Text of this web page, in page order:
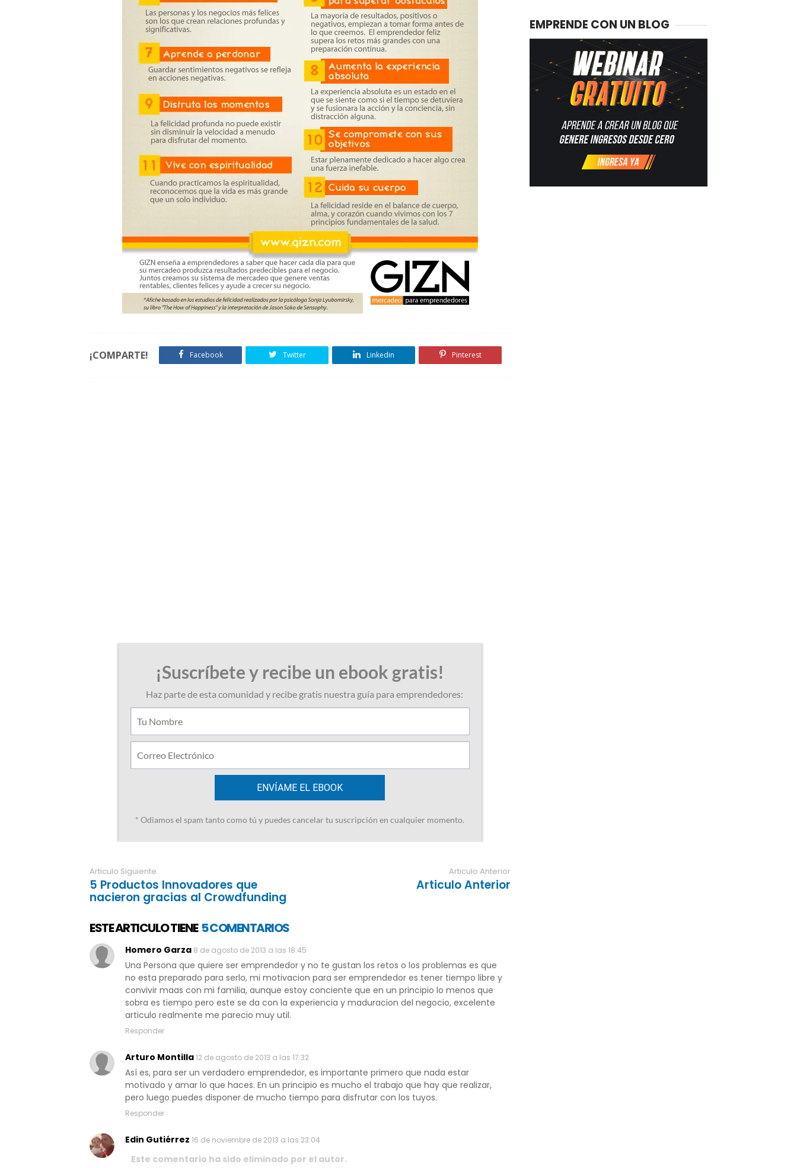
¡COMPARTE! Facebook Twitter Linkedin Pinterest
Articulo Siguiente
5 Productos Innovadores que
nacieron gracias al Crowdfunding
Articulo Anterior
Articulo Anterior
ESTE ARTICULO TIENE 5 COMENTARIOS
Homero Garza 8 de agosto de 2013 a las 18:45
Una Persona que quiere ser emprendedor y no te gustan los retos o los problemas es que
no esta preparado para serlo, mi motivacion para ser emprendedor es tener tiempo libre y
convivir maas con mi familia, aunque estoy conciente que en un principio lo menos que
sobra es tiempo pero este se da con la experiencia y maduracion del negocio, excelente
articulo realmente me parecio muy util.
Responder
Arturo Montilla12 de agosto de 2013 a las 17:32
Así es, para ser un verdadero emprendedor, es importante primero que nada estar
motivado y amar lo que haces. En un principio es mucho el trabajo que hay que realizar,
pero luego puedes disponer de mucho tiempo para disfrutar con los tuyos.
Responder
Edin Gutiérrez 16 de noviembre de 2013 a las 23:04
Este comentario ha sido eliminado por el autor.
EMPRENDE CON UN BLOG